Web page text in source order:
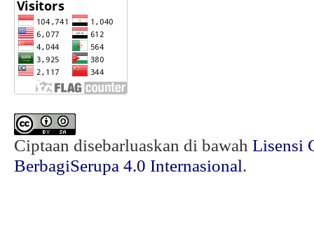
Ciptaan disebarluaskan di bawah Lisensi
BerbagiSerupa 4.0 Internasional.